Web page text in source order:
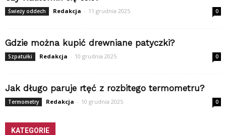
Świeży oddech Redakcja - 11 grudnia 2025 0
Gdzie można kupić drewniane patyczki?
Szpatułki Redakcja - 10 grudnia 2025 0
Jak długo paruje rtęć z rozbitego termometru?
Termometry Redakcja - 10 grudnia 2025 0
KATEGORIE